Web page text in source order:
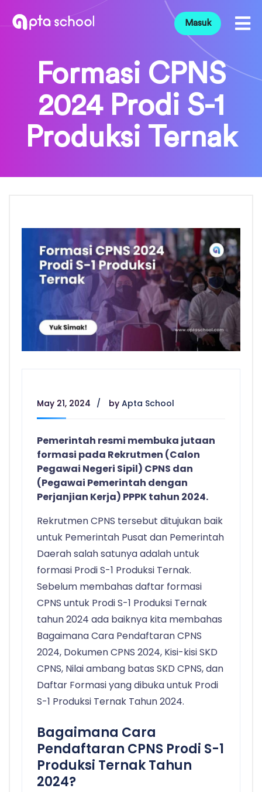
Masuk
Formasi CPNS
2024 Prodi S-1
Produksi Ternak
May 21, 2024 by Apta School
Pemerintah resmi membuka jutaan
formasi pada Rekrutmen (Calon
Pegawai Negeri Sipil) CPNS dan
(Pegawai Pemerintah dengan
Perjanjian Kerja) PPPK tahun 2024.
Rekrutmen CPNS tersebut ditujukan baik
untuk Pemerintah Pusat dan Pemerintah
Daerah salah satunya adalah untuk
formasi Prodi S-1 Produksi Ternak.
Sebelum membahas daftar formasi
CPNS untuk Prodi S-1 Produksi Ternak
tahun 2024 ada baiknya kita membahas
Bagaimana Cara Pendaftaran CPNS
2024, Dokumen CPNS 2024, Kisi-kisi SKD
CPNS, Nilai ambang batas SKD CPNS, dan
Daftar Formasi yang dibuka untuk Prodi
S-1 Produksi Ternak Tahun 2024.
Bagaimana Cara
Pendaftaran CPNS Prodi S-1
Produksi Ternak Tahun
2024?